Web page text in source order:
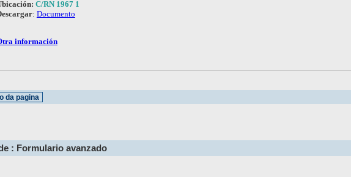
C/RN 1967 1
: Documento
información
: Formulario avanzado